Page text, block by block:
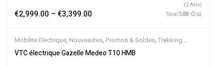
€2,999.00 – €3,399.00 Note5.00sur
(2 Avis)
Mobilite Electrique, Nouveautes, Promos & Soldes, Trekking
électrique,Vélo électrique ville,Velos Electriques
VTC électrique Gazelle Medeo T10 HMB